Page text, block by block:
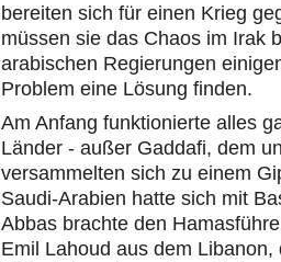
bereiten sich für einen Krieg
müssen sie das Chaos im Irak
arabischen Regierungen
Problem eine Lösung finden.
Am Anfang funktionierte alles
Länder - außer Gaddafi, dem
versammelten sich zu einem
Saudi-Arabien hatte sich mit
Abbas brachte den
Emil Lahoud aus dem